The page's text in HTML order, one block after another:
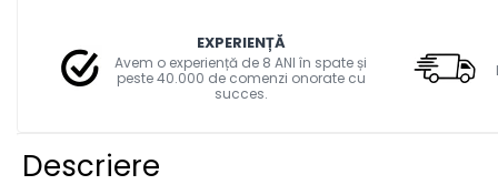
STICKERE MARI
STICKERE CAMIOANE
IVECO
MAN
Facebook
EXPERIENȚĂ
Avem o experiență de 8 ANI în spate și
peste 40.000 de comenzi onorate cu
succes.
Descriere